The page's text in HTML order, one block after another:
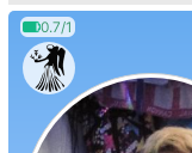
0.7/1